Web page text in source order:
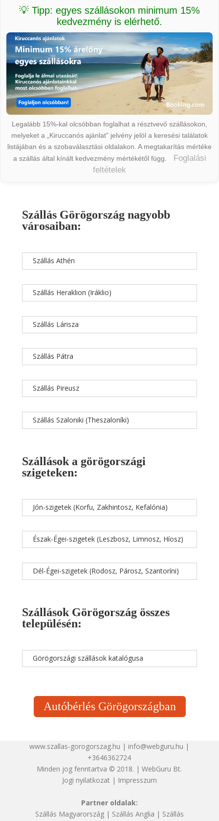
💡 Tipp: egyes szállásokon minimum 15%
kedvezmény is elérhető.
Legalább 15%-kal olcsóbban foglalhat a résztvevő szállásokon,
melyeket a „Kiruccanós ajánlat” jelvény jelöl a keresési találatok
listájában és a szobaválasztási oldalakon. A megtakarítás mértéke
a szállás által kínált kedvezmény mértékétől függ.
Foglalási
feltételek
Szállás Görögország nagyobb
városaiban:
Szállás Athén
Szállás Heraklion (Iráklio)
Szállás Lárisza
Szállás Pátra
Szállás Pireusz
Szállás Szaloniki (Theszaloníki)
Szállások a görögországi
szigeteken:
Jón-szigetek (Korfu, Zakhintosz, Kefalónia)
Észak-Égei-szigetek (Leszbosz, Limnosz, Híosz)
Dél-Égei-szigetek (Rodosz, Párosz, Szantoríni)
Szállások Görögország összes
településén:
Görögországi szállások katalógusa
Autóbérlés Görögországban
www.szallas-gorogorszag.hu | info@webguru.hu |
+3646362724
Minden jog fenntartva © 2018. | WebGuru Bt.
Jogi nyilatkozat| Impresszum
Partner oldalak:
Szállás Magyarország| Szállás Anglia | Szállás